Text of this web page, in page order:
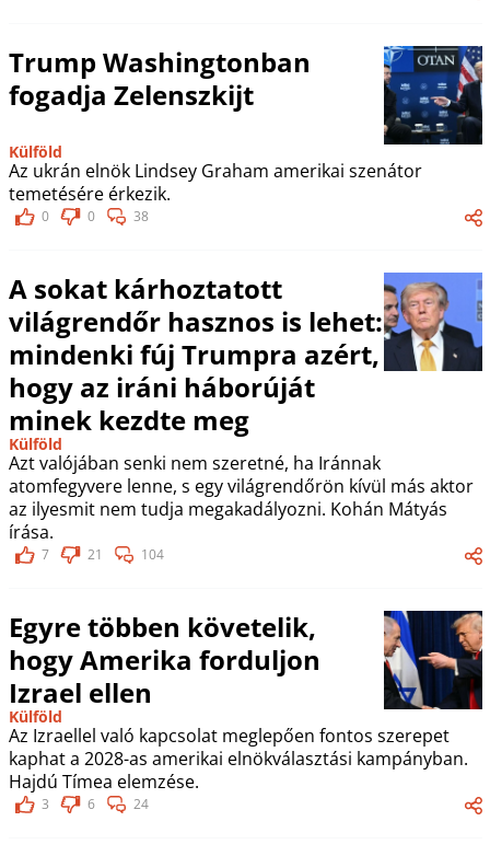
Trump Washingtonban
fogadja Zelenszkijt
Külföld
Az ukrán elnök Lindsey Graham amerikai szenátor
temetésére érkezik.
0 0 38
A sokat kárhoztatott
világrendőr hasznos is lehet:
mindenki fúj Trumpra azért,
hogy az iráni háborúját
minek kezdte meg
Külföld
Azt valójában senki nem szeretné, ha Iránnak
atomfegyvere lenne, s egy világrendőrön kívül más aktor
az ilyesmit nem tudja megakadályozni. Kohán Mátyás
írása.
7 21 104
Egyre többen követelik,
hogy Amerika forduljon
Izrael ellen
Külföld
Az Izraellel való kapcsolat meglepően fontos szerepet
kaphat a 2028-as amerikai elnökválasztási kampányban.
Hajdú Tímea elemzése.
3 6 24